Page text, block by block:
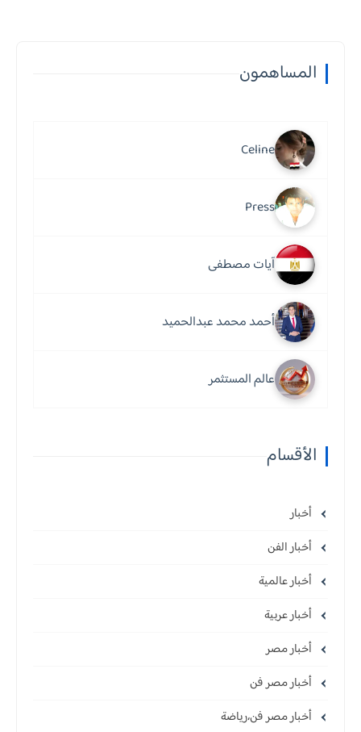
المساهمون
Celine
Press
آيات مصطفى
أحمد محمد عبدالحميد
عالم المستثمر
الأقسام
أخبار
أخبار الفن
أخبار عالمية
أخبار عربية
أخبار مصر
أخبار مصر فن
أخبار مصر فن،رياضة